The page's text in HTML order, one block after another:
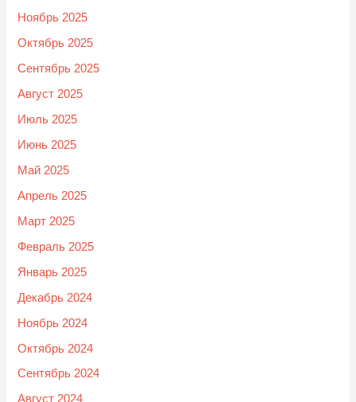
Ноябрь 2025
Октябрь 2025
Сентябрь 2025
Август 2025
Июль 2025
Июнь 2025
Май 2025
Апрель 2025
Март 2025
Февраль 2025
Январь 2025
Декабрь 2024
Ноябрь 2024
Октябрь 2024
Сентябрь 2024
Август 2024